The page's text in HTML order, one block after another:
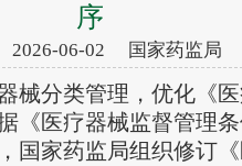
序
06-02 国家药监局
分类管理，优化《医
《医疗器械监督管理
国家药监局组织修订